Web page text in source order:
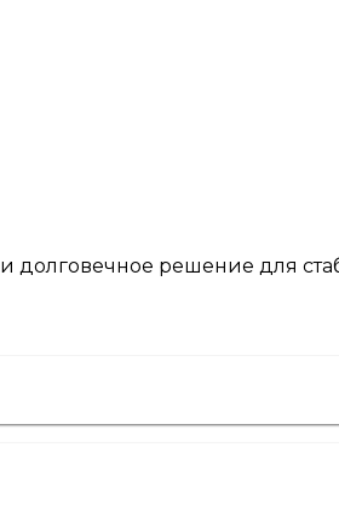
долговечное решение для